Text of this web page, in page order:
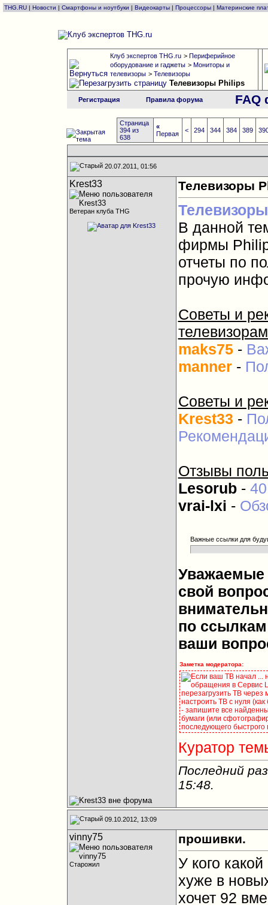
THG.RU | Новости | Смартфоны и ноутбуки | Видеокарты | Процессоры | Материнские
Клуб экспертов THG.ru > Периферийное
оборудование и гаджеты > Мониторы и
телевизоры > Телевизоры
Телевизоры Philips
Регистрация Правила форума FAQ
Страница
394 из
638
«
Первая
< 294 344 384 389
20.07.2011, 01:56
Krest33
Ветеран клуба THG
Телевизоры
В данной
фирмы
отчеты по
прочую
Советы и
maks75-
manner-
Советы и
Krest33 -
Отзывы
Lesorub-
vrai-lxi -
Важные ссылки для
Уважаемые
свой
по ссылкам
ваши
Заметка модератора:
Если ваш ТВ начал ...
обращения в Сервис
перезагрузить ТВ
настроить ТВ с нуля
- запишите все
бумаги (или
последующего быстрого
Куратор
Последний
15:48.
09.10.2012, 13:09
vinny75
Старожил
прошивки.
У кого
хуже в
хочет 92